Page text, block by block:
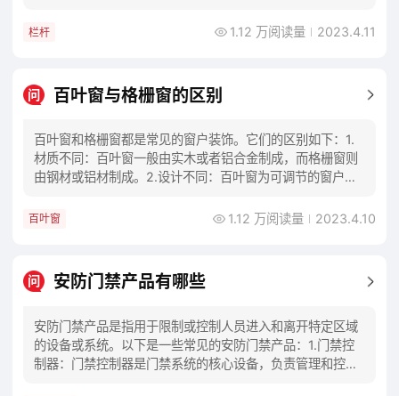
栏杆 1.12 万阅读量 2023.4.11
问 百叶窗与格栅窗的区别
百叶窗和格栅窗都是常见的窗户装饰。它们的区别如下：1.
材质不同：百叶窗一般由实木或者铝合金制成，而格栅窗则
由钢材或铝材制成。2.设计不同：百叶窗为可调节的窗户装
百叶窗 1.12 万阅读量 2023.4.10
问 安防门禁产品有哪些
安防门禁产品是指用于限制或控制人员进入和离开特定区域
的设备或系统。以下是一些常见的安防门禁产品：1.门禁控
制器：门禁控制器是门禁系统的核心设备，负责管理和控制